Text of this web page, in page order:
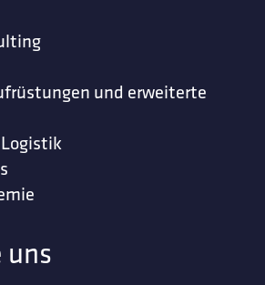
und erweiterte
uns